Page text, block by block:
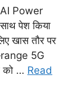
AI Power
पेश किया
खास तौर पर
5G
को … Read